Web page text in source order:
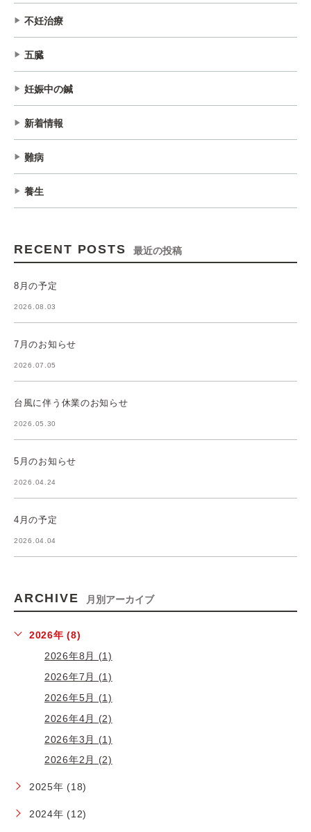
不妊治療
五臓
妊娠中の鍼
新着情報
難病
養生
RECENT POSTS 最近の投稿
8月の予定
2026.08.03
7月のお知らせ
2026.07.05
台風に伴う休業のお知らせ
2026.05.30
5月のお知らせ
2026.04.24
4月の予定
2026.04.04
ARCHIVE 月別アーカイブ
2026年 (8)
2026年8月 (1)
2026年7月 (1)
2026年5月 (1)
2026年4月 (2)
2026年3月 (1)
2026年2月 (2)
2025年 (18)
2024年 (12)